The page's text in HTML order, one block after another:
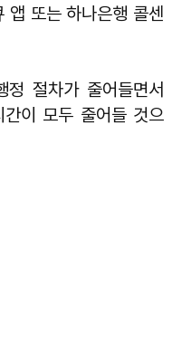
앱 또는 하나은행 콜센
정 절차가 줄어들면서
이 모두 줄어들 것으